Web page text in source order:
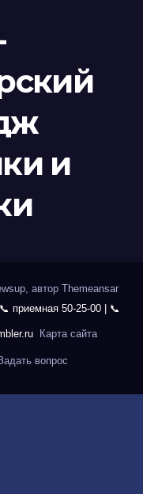
и
автор Themeansar
Карта сайта
вопрос